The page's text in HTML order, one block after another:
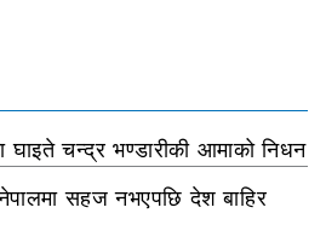
घाइते चन्द्र भण्डारीकी आमाको निधन
सहज नभएपछि देश बाहिर